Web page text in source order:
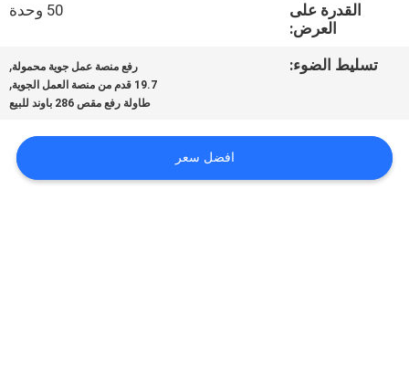
أخبار
اطلب
القدرة على
العرض:
50 وحدة
تسليط الضوء: رفع منصة عمل جوية محمولة,
19.7 قدم من منصة العمل الجوية ,
طاولة رفع مقص 286 باوند للبيع
افضل سعر